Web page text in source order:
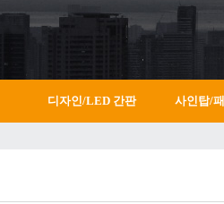
디자인/LED 간판 사인탑/